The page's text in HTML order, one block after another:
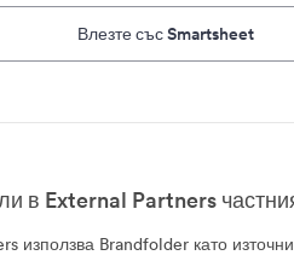
Влезте със Smartsheet
в External Partners
използва Brandfolder като